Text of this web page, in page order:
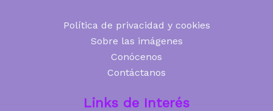
Política de privacidad y cookies
Sobre las imágenes
Conócenos
Contáctanos
Links de Interés